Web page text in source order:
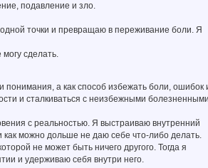
подавление и зло.
точки и превращаю в переживание боли. Я
сделать.
понимания, а как способ избежать боли, ошибок
и сталкиваться с неизбежными болезненными
с реальностью. Я выстраиваю внутренний
как можно дольше не даю себе что-либо делать.
не может быть ничего другого. Тогда я
и удерживаю себя внутри него.